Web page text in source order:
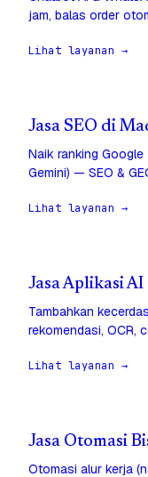
jam, balas order
Lihat layanan →
Jasa SEO di
Naik ranking Google
Gemini) — SEO &
Lihat layanan →
Jasa Aplikasi
Tambahkan
rekomendasi, OCR,
Lihat layanan →
Jasa Otomasi
Otomasi alur kerja